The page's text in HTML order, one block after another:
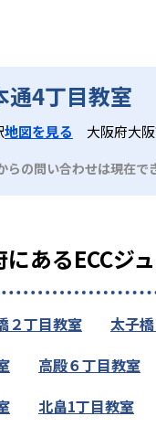
通4丁目教室
地図を見る 大阪府大
らの問い合わせは現在で
あるECCジ
２丁目教室 太子
高殿６丁目教室
北畠1丁目教室